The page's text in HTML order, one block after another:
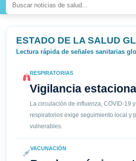
ESTADO DE LA SALUD
Lectura rápida de señales sanitarias
RESPIRATORIAS
Vigilancia
La circulación de influenza, COVID-19
respiratorios exige seguimiento local y
vulnerables.
VACUNACIÓN